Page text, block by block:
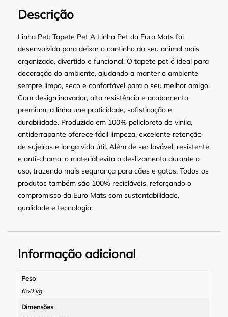
Descrição
Linha Pet: Tapete Pet A Linha Pet da Euro Mats foi
desenvolvida para deixar o cantinho do seu animal mais
organizado, divertido e funcional. O tapete pet é ideal para
decoração do ambiente, ajudando a manter o ambiente
sempre limpo, seco e confortável para o seu melhor amigo.
Com design inovador, alta resistência e acabamento
premium, a linha une praticidade, sofisticação e
durabilidade. Produzido em 100% policloreto de vinila,
antiderrapante oferece fácil limpeza, excelente retenção
de sujeiras e longa vida útil. Além de ser lavável, resistente
e anti-chama, o material evita o deslizamento durante o
uso, trazendo mais segurança para cães e gatos. Todos os
produtos também são 100% recicláveis, reforçando o
compromisso da Euro Mats com sustentabilidade,
qualidade e tecnologia.
Informação adicional
Peso
650 kg
Dimensões